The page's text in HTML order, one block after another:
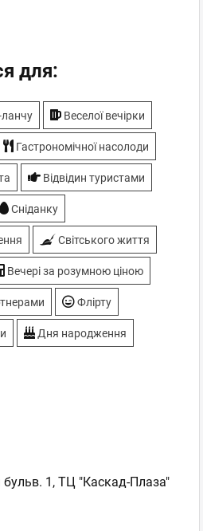
для:
ланчу Веселої вечірки
Гастрономічної насолоди
Відвідин туристами
Сніданку
Світського життя
Вечері за розумною ціною
Флірту
Дня народження
бульв. 1, ТЦ "Каскад-Плаза"